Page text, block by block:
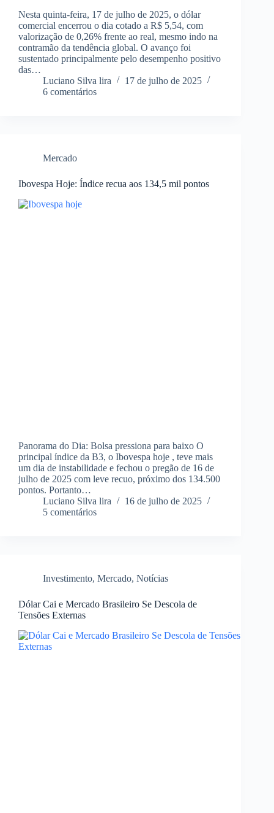
Nesta quinta-feira, 17 de julho de 2025, o dólar
comercial encerrou o dia cotado a R$ 5,54, com
valorização de 0,26% frente ao real, mesmo indo na
contramão da tendência global. O avanço foi
sustentado principalmente pelo desempenho positivo
das…
Luciano Silva lira
17 de julho de 2025
6 comentários
Mercado
Ibovespa Hoje: Índice recua aos 134,5 mil pontos
Panorama do Dia: Bolsa pressiona para baixo O
principal índice da B3, o Ibovespa hoje , teve mais
um dia de instabilidade e fechou o pregão de 16 de
julho de 2025 com leve recuo, próximo dos 134.500
pontos. Portanto…
Luciano Silva lira
16 de julho de 2025
5 comentários
Investimento, Mercado, Notícias
Dólar Cai e Mercado Brasileiro Se Descola de
Tensões Externas